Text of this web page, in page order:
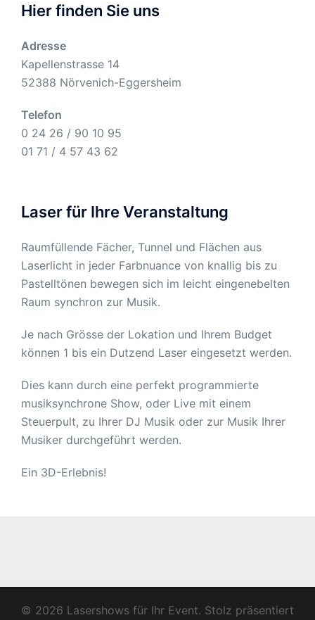
Hier finden Sie uns
Adresse
Kapellenstrasse 14
52388 Nörvenich-Eggersheim
Telefon
0 24 26 / 90 10 95
01 71 / 4 57 43 62
Laser für Ihre Veranstaltung
Raumfüllende Fächer, Tunnel und Flächen aus
Laserlicht in jeder Farbnuance von knallig bis zu
Pastelltönen bewegen sich im leicht eingenebelten
Raum synchron zur Musik.
Je nach Grösse der Lokation und Ihrem Budget
können 1 bis ein Dutzend Laser eingesetzt werden.
Dies kann durch eine perfekt programmierte
musiksynchrone Show, oder Live mit einem
Steuerpult, zu Ihrer DJ Musik oder zur Musik Ihrer
Musiker durchgeführt werden.
Ein 3D-Erlebnis!
© 2026 Lasershows für Ihr Event. Stolz präsentiert